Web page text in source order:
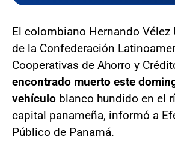
El colombiano Hernando Vélez
de la Confederación
Cooperativas de Ahorro y
encontrado muerto este
vehículo blanco hundido en el
capital panameña, informó a
Público de Panamá.